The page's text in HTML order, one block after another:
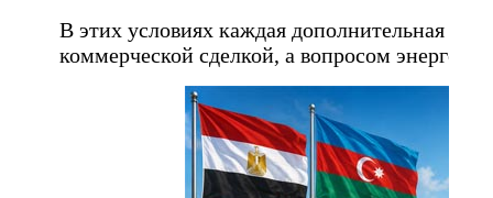
В этих условиях каждая дополнительная
коммерческой сделкой, а вопросом